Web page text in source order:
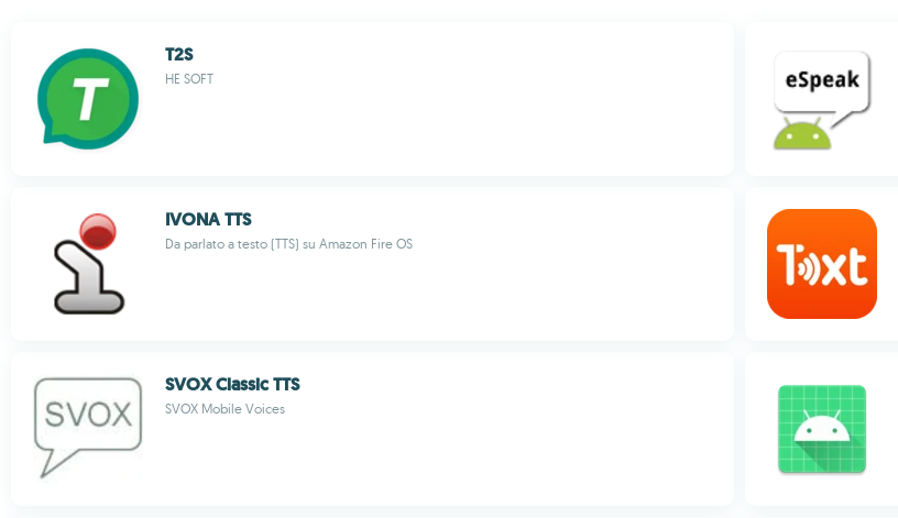
T2S
HE SOFT
IVONA TTS
Da parlato a testo (TTS) su Amazon Fire OS
SVOX Classic TTS
SVOX Mobile Voices